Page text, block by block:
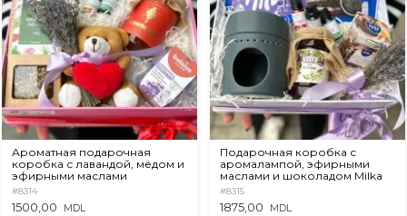
Ароматная подарочная
коробка с лавандой, мёдом и
эфирными маслами
#8314
1500,00 MDL
Подарочная коробка с
аромалампой, эфирными
маслами и шоколадом Milka
#8315
1875,00 MDL